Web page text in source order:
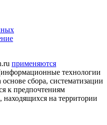
применяются
технологии
сбора, систематизации
к предпочтениям
находящихся на территории